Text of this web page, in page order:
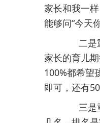
家长和我一
能够问“今天
二是重
家长的育儿
100%都希望
即可，还有
三是重